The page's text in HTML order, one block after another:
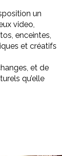
un
video,
enceintes,
et créatifs
et de
qu’elle